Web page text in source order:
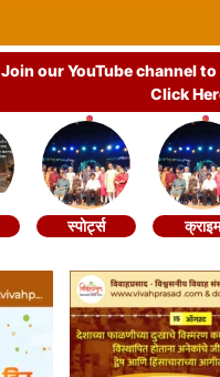
Join our YouTube channel
Click
स्पोर्ट्स क्राइम